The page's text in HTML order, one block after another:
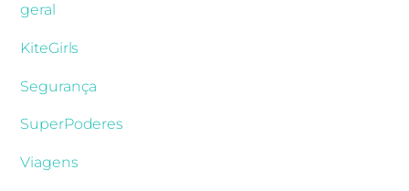
geral
KiteGirls
Segurança
SuperPoderes
Viagens